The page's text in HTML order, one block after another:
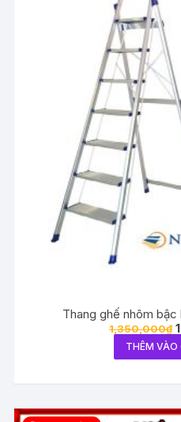
Thang ghế nhôm
1,350,000₫
THÊM VÀO